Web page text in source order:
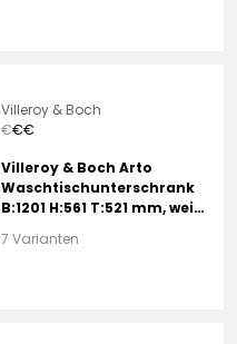
Villeroy & Boch
€€€
Villeroy & Boch Arto
Waschtischunterschrank
B:1201 H:561 T:521 mm, weiß,
7 Varianten